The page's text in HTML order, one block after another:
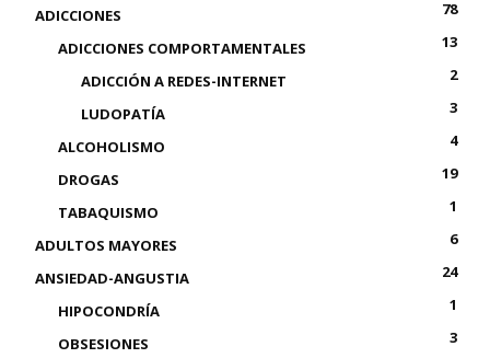
ADICCIONES
78
ADICCIONES COMPORTAMENTALES
13
ADICCIÓN A REDES-INTERNET
2
LUDOPATÍA
3
ALCOHOLISMO
4
DROGAS
19
TABAQUISMO
1
ADULTOS MAYORES
6
ANSIEDAD-ANGUSTIA
24
HIPOCONDRÍA
1
OBSESIONES
3